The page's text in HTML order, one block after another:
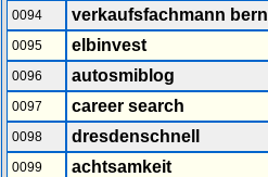
0094
verkaufsfachmann bern
0095
elbinvest
0096
autosmiblog
0097
career search
0098
dresdenschnell
0099
achtsamkeit